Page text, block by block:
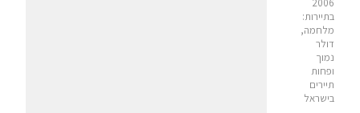
2006
בתיירות:
מלחמה,
דולר
נמוך
ופחות
תיירים
בישראל